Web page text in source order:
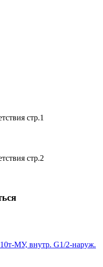
стр.1
стр.2
МУ, внутр. G1/2-наруж.